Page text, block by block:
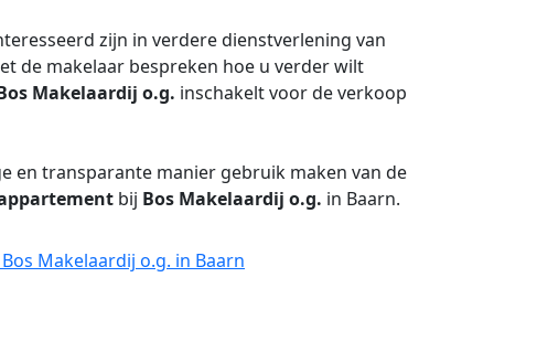
zijn in verdere dienstverlening van
de makelaar bespreken hoe u verder wilt
Makelaardij o.g. inschakelt voor de verkoop
en transparante manier gebruik maken van de
bij Bos Makelaardij o.g. in Baarn.
Makelaardij o.g. in Baarn